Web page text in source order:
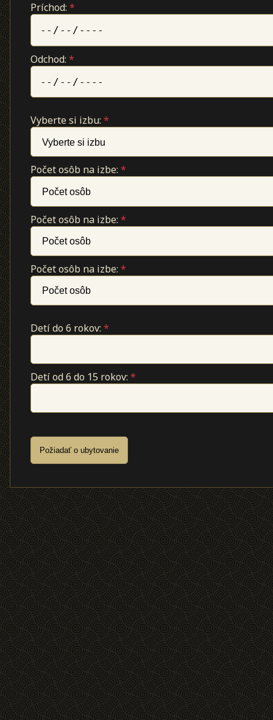
Príchod:*
Odchod:*
Vyberte si izbu:*
Počet osôb na izbe:*
Počet osôb na izbe:*
Počet osôb na izbe:*
Detí do 6 rokov:*
Detí od 6 do 15 rokov:*
Požiadať o ubytovanie